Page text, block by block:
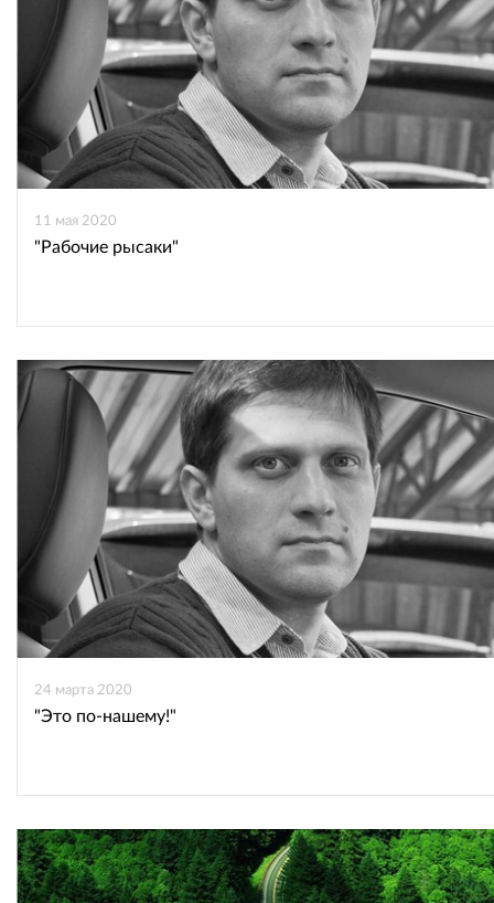
11 мая 2020
"Рабочие рысаки"
24 марта 2020
"Это по-нашему!"